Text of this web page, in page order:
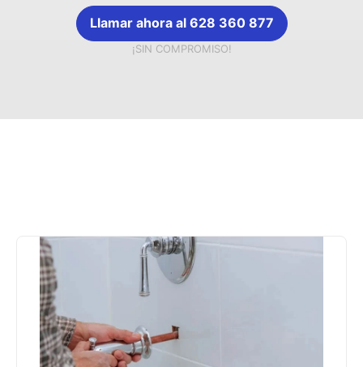
Llamar ahora al 628 360 877
¡SIN COMPROMISO!